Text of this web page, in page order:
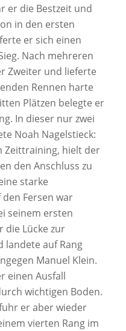
er die Bestzeit und
in den ersten
er sich einen
Nach mehreren
Zweiter und lieferte
Rennen harte
Plätzen belegte er
In dieser nur zwei
Noah Nagelstieck:
Zeittraining, hielt der
den Anschluss zu
starke
Fersen war
seinem ersten
die Lücke zur
landete auf Rang
Manuel Klein.
einen Ausfall
wichtigen Boden.
er aber wieder
vierten Rang im